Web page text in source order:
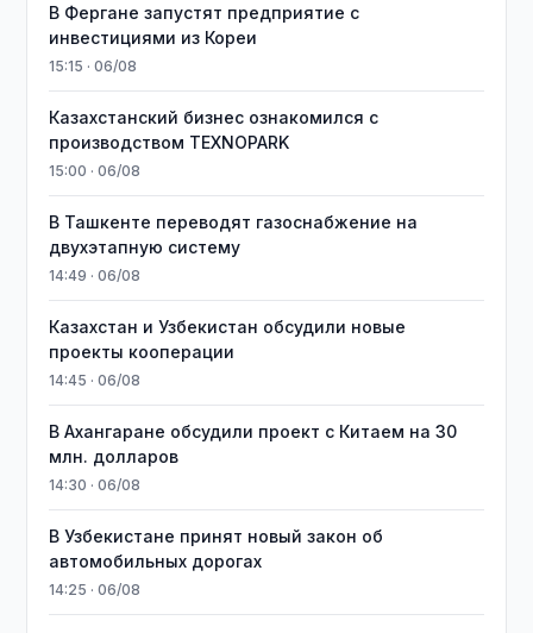
В Фергане запустят предприятие с
инвестициями из Кореи
15:15 · 06/08
Казахстанский бизнес ознакомился с
производством TEXNOPARK
15:00 · 06/08
В Ташкенте переводят газоснабжение на
двухэтапную систему
14:49 · 06/08
Казахстан и Узбекистан обсудили новые
проекты кооперации
14:45 · 06/08
В Ахангаране обсудили проект с Китаем на 30
млн. долларов
14:30 · 06/08
В Узбекистане принят новый закон об
автомобильных дорогах
14:25 · 06/08